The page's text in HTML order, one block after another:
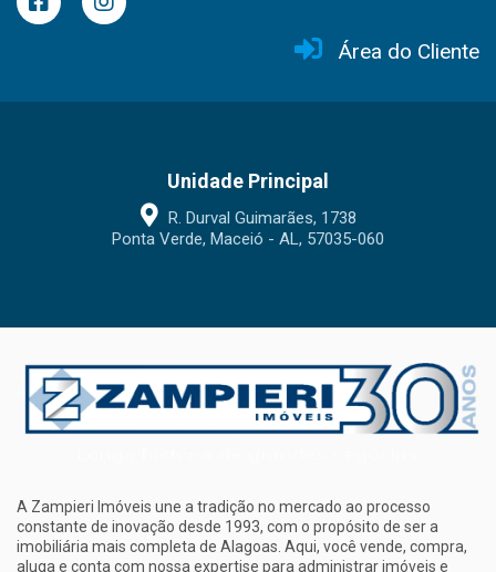
Área do Cliente
Unidade Principal
R. Durval Guimarães, 1738
Ponta Verde, Maceió - AL, 57035-060
A Zampieri Imóveis une a tradição no mercado ao processo
constante de inovação desde 1993, com o propósito de ser a
imobiliária mais completa de Alagoas. Aqui, você vende, compra,
aluga e conta com nossa expertise para administrar imóveis e